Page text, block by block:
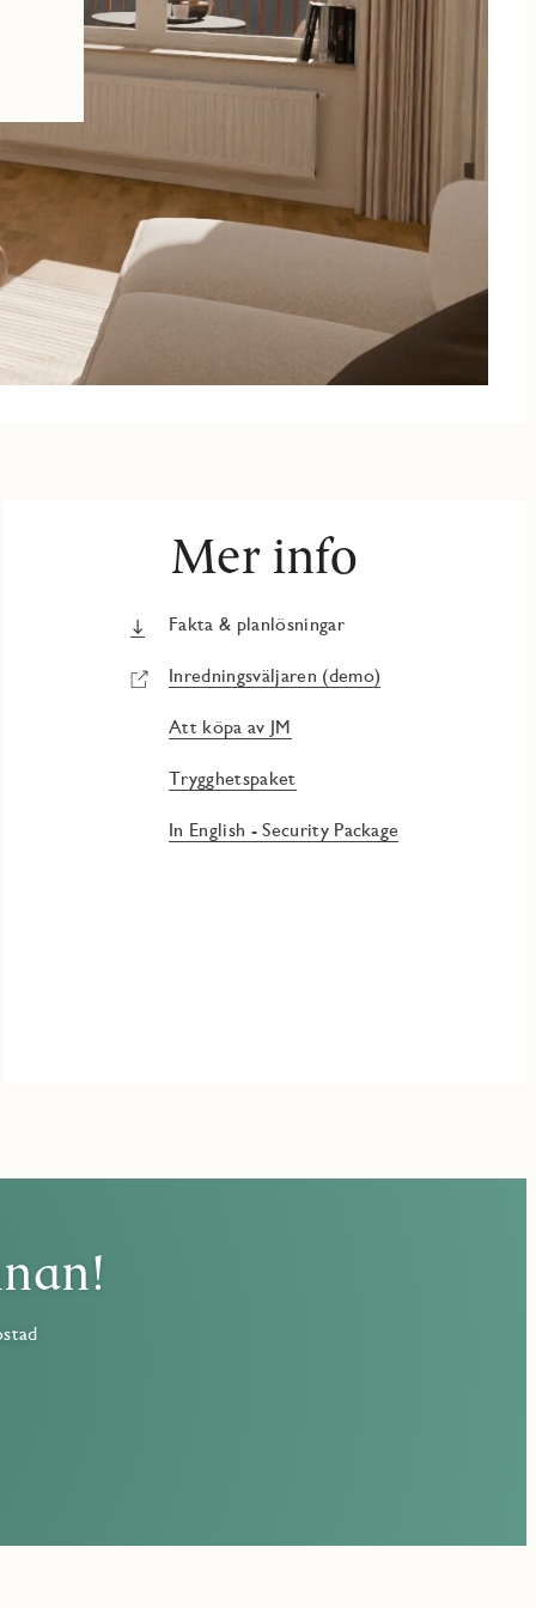
Mer info
Fakta & planlösningar
Inredningsväljaren (demo)
Att köpa av JM
Trygghetspaket
In English - Security Package